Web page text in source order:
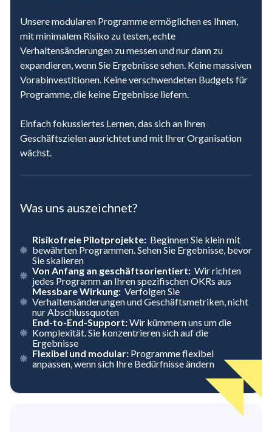
Unsere modularen Programme ermöglichen es Ihnen,
mit minimalem Risiko zu testen, echte
Verhaltensänderungen zu messen und nur dann zu
expandieren, wenn Sie Ergebnisse sehen. Keine massiven
Vorabinvestitionen. Keine verschwendeten Budgets für
Programme, die keine Ergebnisse liefern.
Einfach fokussiertes Lernen, das sich an Ihren
Geschäftszielen ausrichtet und mit Ihrer Organisation
wächst.
Was uns auszeichnet?
Risikofreie Pilotprojekte: Beginnen Sie klein mit
bewährten Programmen. Sehen Sie Ergebnisse, bevor
Sie skalieren
Von Anfang an geschäftsorientiert: Wir richten
jedes Programm an Ihren spezifischen OKRs aus
Messbare Wirkung: Verfolgen Sie
Verhaltensänderungen und Geschäftsmetriken, nicht
nur Abschlussquoten
End-to-End-Support:Wir kümmern uns um die
Komplexität. Sie konzentrieren sich auf die
Ergebnisse
Flexibel und modular: Programme flexibel
anpassen, wenn sich Ihre Bedürfnisse ändern